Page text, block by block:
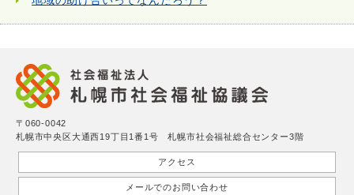
〒060-0042
札幌市中央区大通西19丁目1番1号 札幌市社会福祉総合センター3階
アクセス
メールでのお問い合わせ